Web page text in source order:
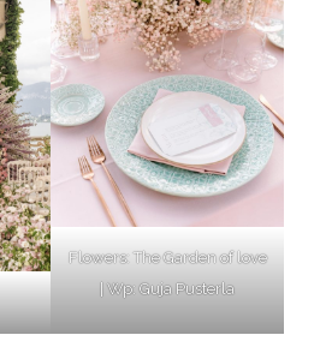
Flowers: The Garden of love
| Wp: Guja Pusterla